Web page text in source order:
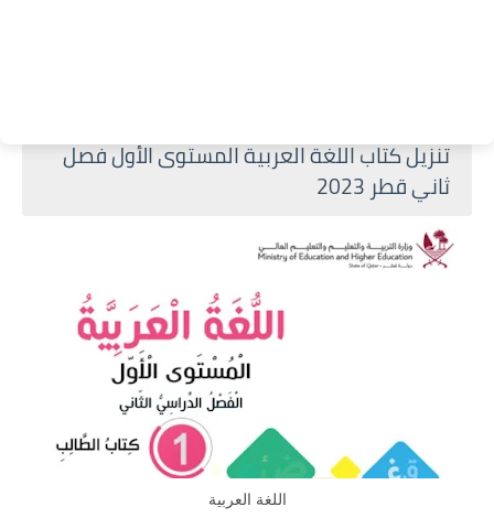
تنزيل كتاب اللغة العربية المستوى الأول فصل
ثاني قطر 2023
اللغة العربية